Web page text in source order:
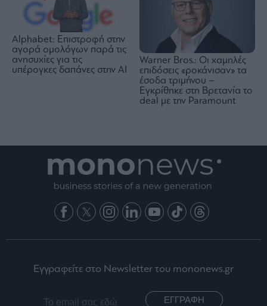
Alphabet: Επιστροφή στην
αγορά ομολόγων παρά τις
ανησυχίες για τις
υπέρογκες δαπάνες στην AI
Warner Bros.: Οι χαμηλές
επιδόσεις «ροκάνισαν» τα
έσοδα τριμήνου –
Εγκρίθηκε στη Βρετανία το
deal με την Paramount
Εγγραφείτε στο Newsletter του mononews.gr
ΕΓΓΡΑΦΗ